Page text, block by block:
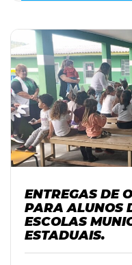
ENTREGAS DE
PARA ALUNOS
ESCOLAS
ESTADUAIS.